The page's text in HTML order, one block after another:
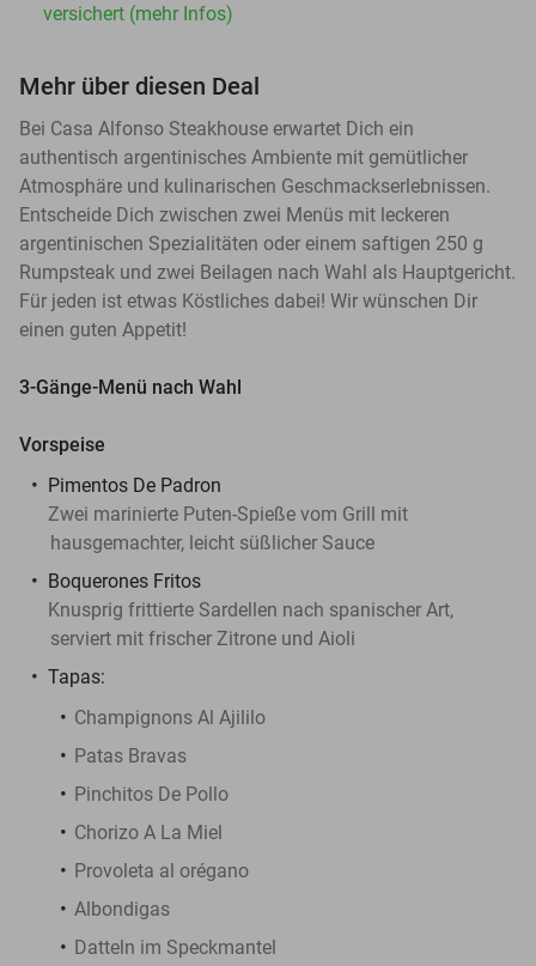
versichert (mehr Infos)
Mehr über diesen Deal
Bei Casa Alfonso Steakhouse erwartet Dich ein
authentisch argentinisches Ambiente mit gemütlicher
Atmosphäre und kulinarischen Geschmackserlebnissen.
Entscheide Dich zwischen zwei Menüs mit leckeren
argentinischen Spezialitäten oder einem saftigen 250 g
Rumpsteak und zwei Beilagen nach Wahl als Hauptgericht.
Für jeden ist etwas Köstliches dabei! Wir wünschen Dir
einen guten Appetit!
3-Gänge-Menü nach Wahl
Vorspeise
Pimentos De Padron
Zwei marinierte Puten-Spieße vom Grill mit
hausgemachter, leicht süßlicher Sauce
Boquerones Fritos
Knusprig frittierte Sardellen nach spanischer Art,
serviert mit frischer Zitrone und Aioli
Tapas:
Champignons Al Ajililo
Patas Bravas
Pinchitos De Pollo
Chorizo A La Miel
Provoleta al orégano
Albondigas
Datteln im Speckmantel